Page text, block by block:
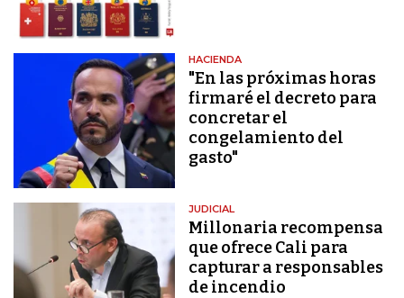
HACIENDA
"En las próximas horas
firmaré el decreto para
concretar el
congelamiento del
gasto"
JUDICIAL
Millonaria recompensa
que ofrece Cali para
capturar a responsables
de incendio